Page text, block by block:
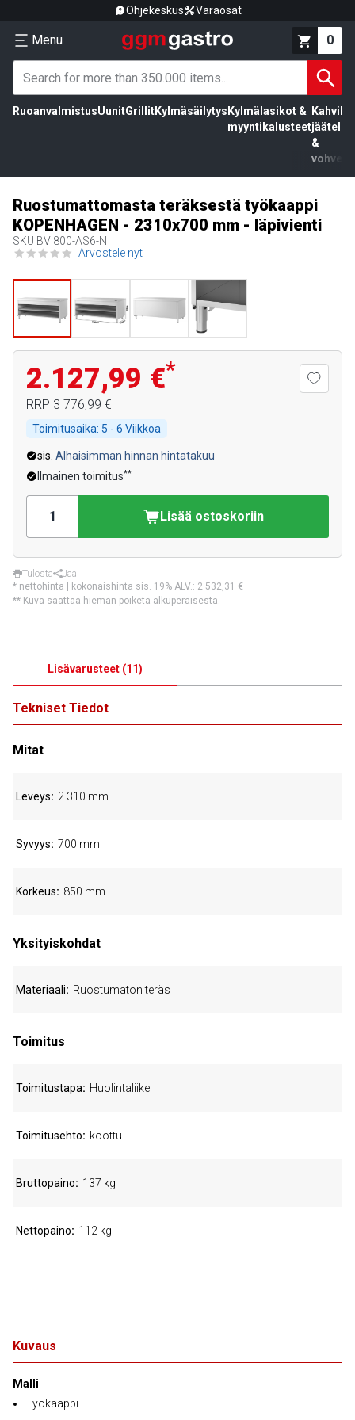
Ohjekeskus Varaosat
Menu 0
RuoanvalmistusUunitGrillitKylmäsäilytys Kylmälasikot &
myyntikalusteet
Kahvila,
jäätelö
&
vohvelit
Ruostumattomasta teräksestä työkaappi
KOPENHAGEN - 2310x700 mm - läpivienti
SKU BVI800-AS6-N
Arvostele nyt
2.127,99 €*
RRP 3 776,99 €
Toimitusaika: 5 - 6 Viikkoa
sis. Alhaisimman hinnan hintatakuu
Ilmainen toimitus**
Lisää ostoskoriin
Tulosta
Jaa
* nettohinta | kokonaishinta sis. 19% ALV.: 2 532,31 €
** Kuva saattaa hieman poiketa alkuperäisestä.
Lisävarusteet (11)
Kuvaus
Malli
Työkaappi
Tekniset Tiedot
Mitat
Leveys 2.310 mm
Syvyys 700 mm
Korkeus 850 mm
Yksityiskohdat
Materiaali Ruostumaton teräs
Toimitus
Toimitustapa Huolintaliike
Toimitusehto koottu
Bruttopaino 137 kg
Nettopaino 112 kg